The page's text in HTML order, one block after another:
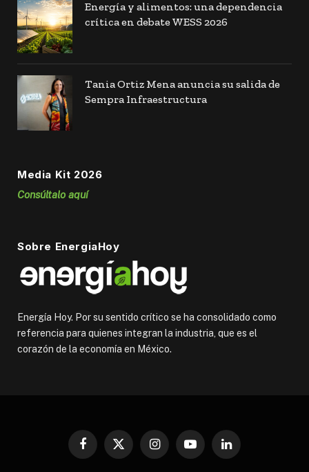
Energía y alimentos: una dependencia
crítica en debate WESS 2026
Tania Ortiz Mena anuncia su salida de
Sempra Infraestructura
Media Kit 2026
Consúltalo aquí
Sobre EnergiaHoy
Energía Hoy. Por su sentido crítico se ha consolidado como
referencia para quienes integran la industria, que es el
corazón de la economía en México.
Facebook
X
InstagramYouTubeLinkedIn